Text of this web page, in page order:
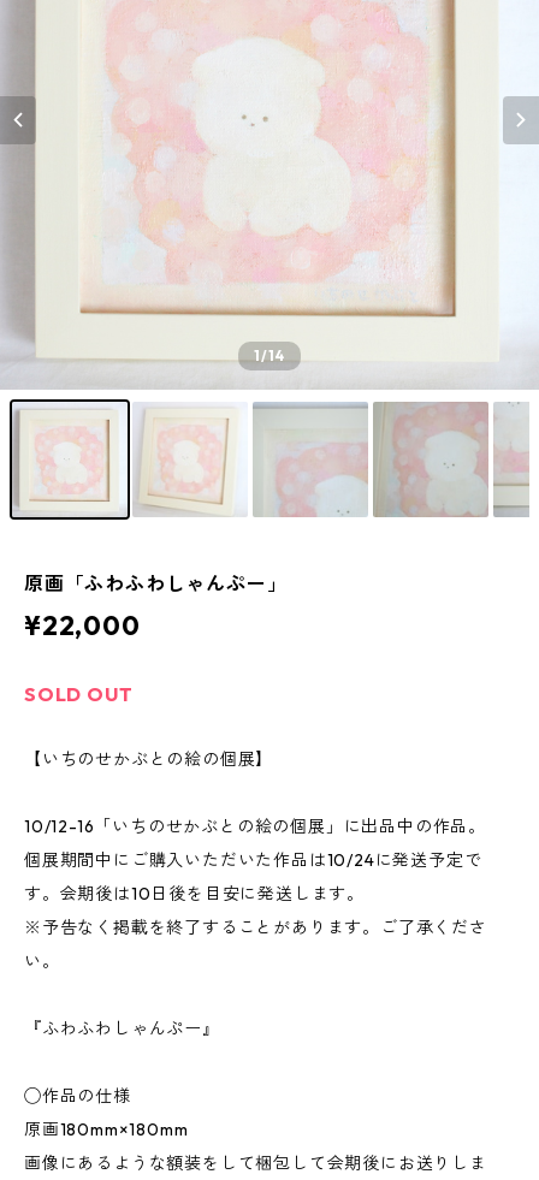
1/14
原画「ふわふわしゃんぷー」
¥22,000
SOLD OUT
【いちのせかぶとの絵の個展】
10/12-16「いちのせかぶとの絵の個展」に出品中の作品。
個展期間中にご購入いただいた作品は10/24に発送予定で
す。会期後は10日後を目安に発送します。
※予告なく掲載を終了することがあります。ご了承くださ
い。
『ふわふわしゃんぷー』
◯作品の仕様
原画180mm×180mm
画像にあるような額装をして梱包して会期後にお送りしま